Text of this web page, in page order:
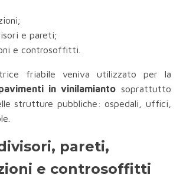
e pareti;
e controsoffitti.
friabile veniva utilizzato per la
in vinilamianto soprattutto
strutture pubbliche: ospedali, uffici,
pareti,
e controsoffitti